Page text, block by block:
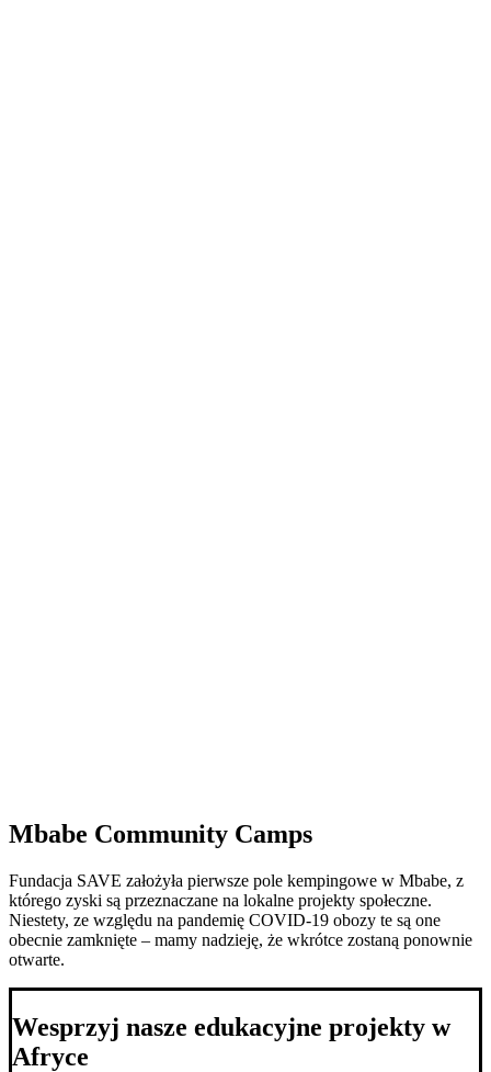
Mbabe Community Camps
Fundacja SAVE założyła pierwsze pole kempingowe w Mbabe, z
którego zyski są przeznaczane na lokalne projekty społeczne.
Niestety, ze względu na pandemię COVID-19 obozy te są one
obecnie zamknięte – mamy nadzieję, że wkrótce zostaną ponownie
otwarte.
Wesprzyj nasze edukacyjne projekty w
Afryce